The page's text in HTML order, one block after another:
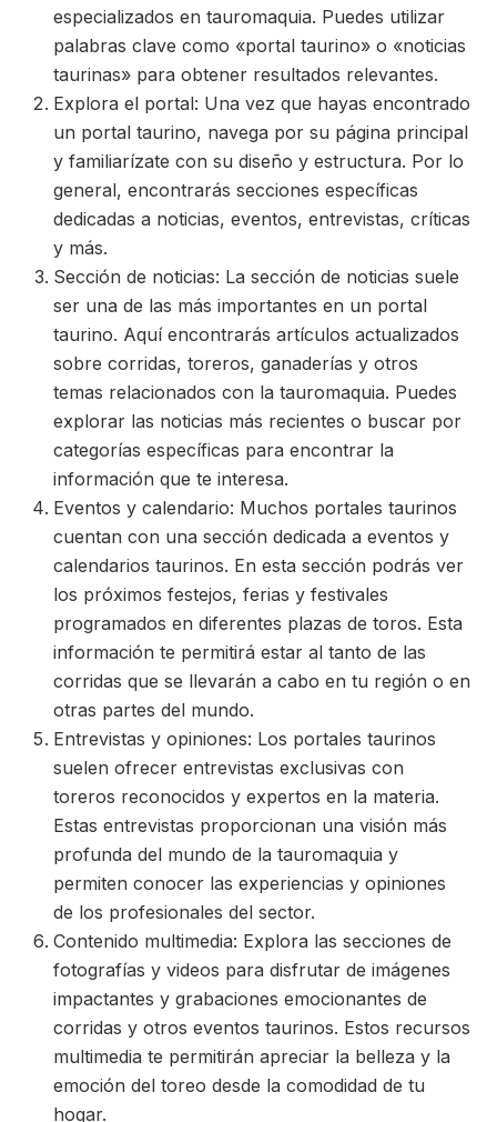
especializados en tauromaquia. Puedes utilizar
palabras clave como «portal taurino» o «noticias
taurinas» para obtener resultados relevantes.
Explora el portal: Una vez que hayas encontrado
un portal taurino, navega por su página principal
y familiarízate con su diseño y estructura. Por lo
general, encontrarás secciones específicas
dedicadas a noticias, eventos, entrevistas, críticas
y más.
Sección de noticias: La sección de noticias suele
ser una de las más importantes en un portal
taurino. Aquí encontrarás artículos actualizados
sobre corridas, toreros, ganaderías y otros
temas relacionados con la tauromaquia. Puedes
explorar las noticias más recientes o buscar por
categorías específicas para encontrar la
información que te interesa.
Eventos y calendario: Muchos portales taurinos
cuentan con una sección dedicada a eventos y
calendarios taurinos. En esta sección podrás ver
los próximos festejos, ferias y festivales
programados en diferentes plazas de toros. Esta
información te permitirá estar al tanto de las
corridas que se llevarán a cabo en tu región o en
otras partes del mundo.
Entrevistas y opiniones: Los portales taurinos
suelen ofrecer entrevistas exclusivas con
toreros reconocidos y expertos en la materia.
Estas entrevistas proporcionan una visión más
profunda del mundo de la tauromaquia y
permiten conocer las experiencias y opiniones
de los profesionales del sector.
Contenido multimedia: Explora las secciones de
fotografías y videos para disfrutar de imágenes
impactantes y grabaciones emocionantes de
corridas y otros eventos taurinos. Estos recursos
multimedia te permitirán apreciar la belleza y la
emoción del toreo desde la comodidad de tu
hogar.